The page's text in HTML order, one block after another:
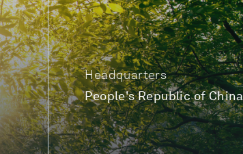
Headquarters
People's Republic of China